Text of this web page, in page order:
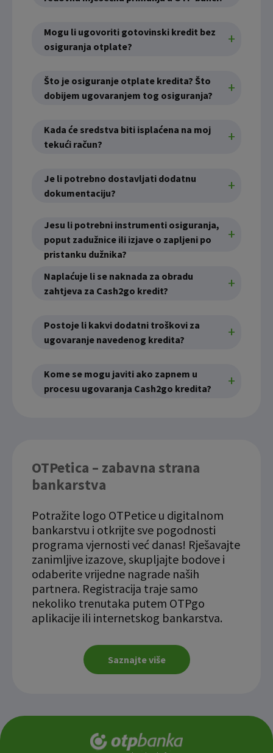
Mogu li ugovoriti gotovinski kredit bez
osiguranja otplate?
Što je osiguranje otplate kredita? Što
dobijem ugovaranjem tog osiguranja?
Kada će sredstva biti isplaćena na moj
tekući račun?
Je li potrebno dostavljati dodatnu
dokumentaciju?
Jesu li potrebni instrumenti osiguranja,
poput zadužnice ili izjave o zapljeni po
pristanku dužnika?
Naplaćuje li se naknada za obradu
zahtjeva za Cash2go kredit?
Postoje li kakvi dodatni troškovi za
ugovaranje navedenog kredita?
Kome se mogu javiti ako zapnem u
procesu ugovaranja Cash2go kredita?
OTPetica – zabavna strana
bankarstva
Potražite logo OTPetice u digitalnom
bankarstvu i otkrijte sve pogodnosti
programa vjernosti već danas! Rješavajte
zanimljive izazove, skupljajte bodove i
odaberite vrijedne nagrade naših
partnera. Registracija traje samo
nekoliko trenutaka putem OTPgo
aplikacije ili internetskog bankarstva.
Saznajte više